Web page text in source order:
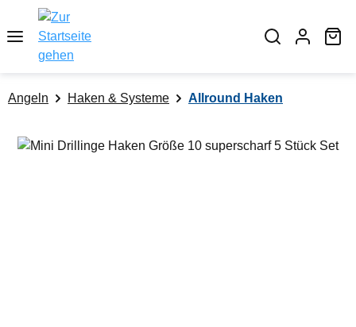
springen
Angeln Haken & Systeme Allround Haken
Bildergalerie überspringen